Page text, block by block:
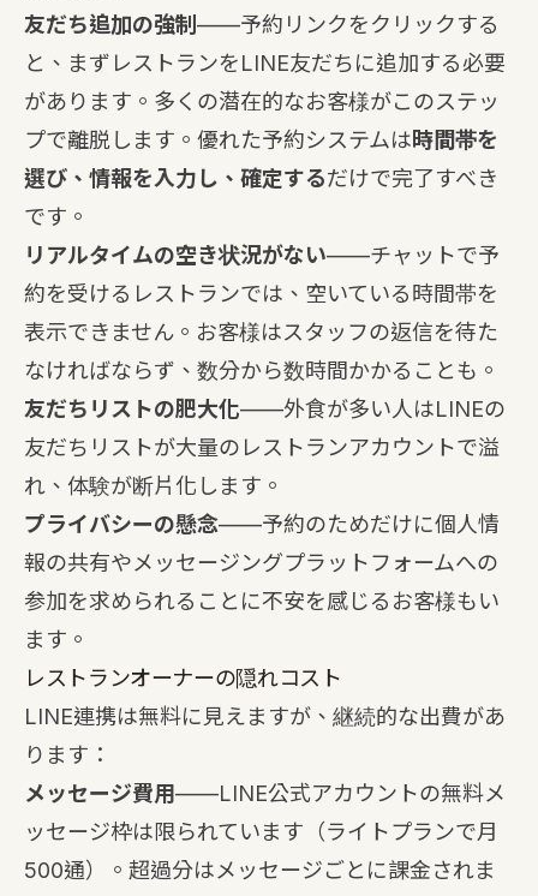
友だち追加の強制 ——予約リンクをクリックする
と、まずレストランをLINE友だちに追加する必要
があります。多くの潜在的なお客様がこのステッ
プで離脱します。優れた予約システムは時間帯を
選び、情報を入力し、確定するだけで完了すべき
です。
リアルタイムの空き状況がない——チャットで予
約を受けるレストランでは、空いている時間帯を
表示できません。お客様はスタッフの返信を待た
なければならず、数分から数時間かかることも。
友だちリストの肥大化——外食が多い人はLINEの
友だちリストが大量のレストランアカウントで溢
れ、体験が断片化します。
プライバシーの懸念——予約のためだけに個人情
報の共有やメッセージングプラットフォームへの
参加を求められることに不安を感じるお客様もい
ます。
レストランオーナーの隠れコスト
LINE連携は無料に見えますが、継続的な出費があ
ります：
メッセージ費用——LINE公式アカウントの無料メ
ッセージ枠は限られています（ライトプランで月
500通）。超過分はメッセージごとに課金されま